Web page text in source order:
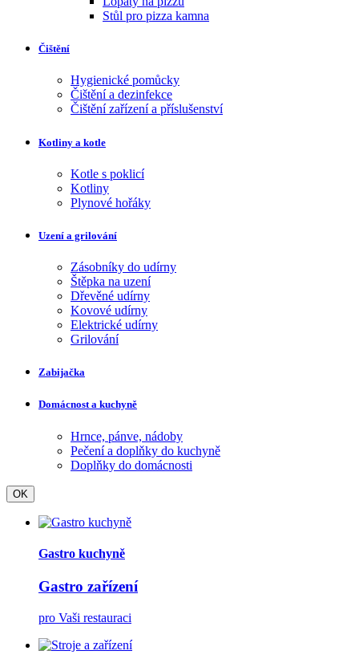
Stůl pro pizza kamna
Čištění
Hygienické pomůcky
Čištění a dezinfekce
Čištění zařízení a příslušenství
Kotliny a kotle
Kotle s poklicí
Kotliny
Plynové hořáky
Uzení a grilování
Zásobníky do udírny
Štěpka na uzení
Dřevěné udírny
Kovové udírny
Elektrické udírny
Grilování
Zabijačka
Domácnost a kuchyně
Hrnce, pánve, nádoby
Pečení a doplňky do kuchyně
Doplňky do domácnosti
OK
Gastro kuchyně
Gastro zařízení
pro Vaši restauraci